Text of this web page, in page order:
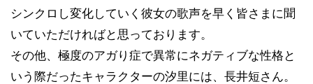
シンクロし変化していく彼女の歌声を早く皆さまに聞
いていただければと思っております。
その他、極度のアガり症で異常にネガティブな性格と
いう際だったキャラクターの汐里には、長井短さん。